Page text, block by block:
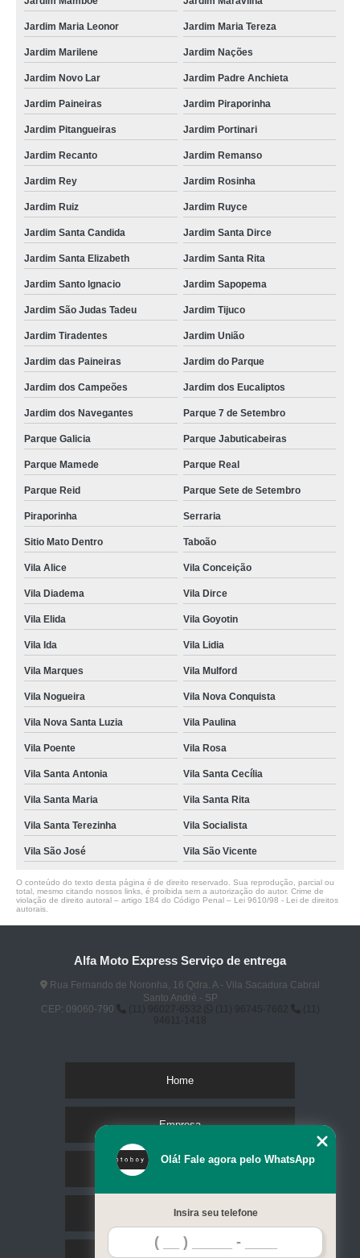
Jardim Maria Leonor Jardim Maria Tereza
Jardim Marilene Jardim Nações
Jardim Novo Lar Jardim Padre Anchieta
Jardim Paineiras Jardim Piraporinha
Jardim Pitangueiras Jardim Portinari
Jardim Recanto Jardim Remanso
Jardim Rey Jardim Rosinha
Jardim Ruiz Jardim Ruyce
Jardim Santa Candida Jardim Santa Dirce
Jardim Santa Elizabeth Jardim Santa Rita
Jardim Santo Ignacio Jardim Sapopema
Jardim São Judas Tadeu Jardim Tijuco
Jardim Tiradentes Jardim União
Jardim das Paineiras Jardim do Parque
Jardim dos Campeões Jardim dos Eucaliptos
Jardim dos Navegantes Parque 7 de Setembro
Parque Galicia Parque Jabuticabeiras
Parque Mamede Parque Real
Parque Reid Parque Sete de Setembro
Piraporinha Serraria
Sitio Mato Dentro Taboão
Vila Alice Vila Conceição
Vila Diadema Vila Dirce
Vila Elida Vila Goyotin
Vila Ida Vila Lidia
Vila Marques Vila Mulford
Vila Nogueira Vila Nova Conquista
Vila Nova Santa Luzia Vila Paulina
Vila Poente Vila Rosa
Vila Santa Antonia Vila Santa Cecília
Vila Santa Maria Vila Santa Rita
Vila Santa Terezinha Vila Socialista
Vila São José Vila São Vicente
O conteúdo do texto desta página é de direito reservado. Sua reprodução, parcial ou
total, mesmo citando nossos links, é proibida sem a autorização do autor. Crime de
violação de direito autoral – artigo 184 do Código Penal – Lei 9610/98 - Lei de direitos
autorais
Alfa Moto Express Serviço de entrega
Rua Fernando de Noronha, 16 Qdra. A - Vila Sacadura Cabral
Santo André - SP
CEP: 09060-790
(11) 96027-6532 (11) 96745-7662
(11)
94611-1418
Home
Empresa
Serviços
Olá! Fale agora pelo WhatsApp
Insira seu telefone